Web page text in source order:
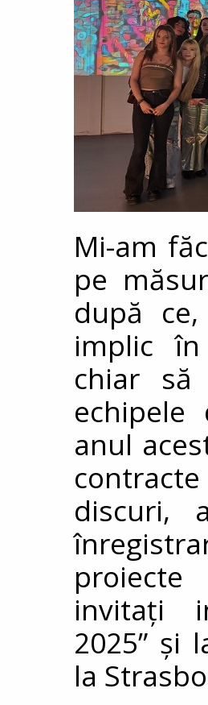
Mi-am
pe
după
implic
chiar
anul
discuri,
invitați
2025” și
la